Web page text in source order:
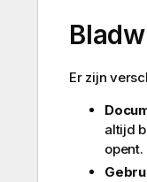
Er zijn
altijd
opent.